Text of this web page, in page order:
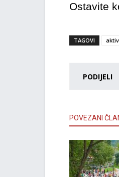
Ostavite
TAGOVI
PODIJELI
POVEZANI